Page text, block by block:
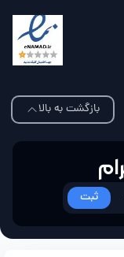
بازگشت به بالا
ثبت